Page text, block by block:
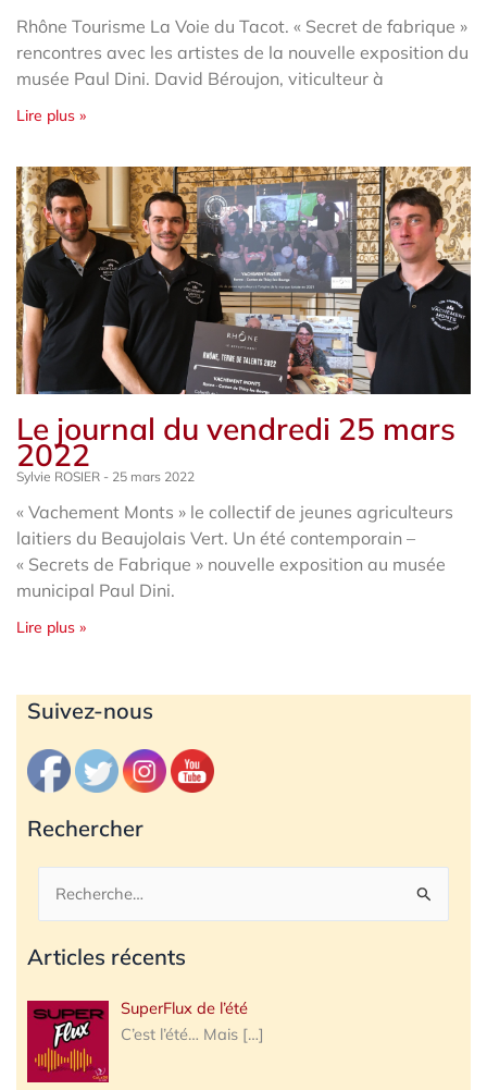
Rhône Tourisme La Voie du Tacot. « Secret de fabrique »
rencontres avec les artistes de la nouvelle exposition du
musée Paul Dini. David Béroujon, viticulteur à
Lire plus »
Le journal du vendredi 25 mars
2022
Sylvie ROSIER 25 mars 2022
« Vachement Monts » le collectif de jeunes agriculteurs
laitiers du Beaujolais Vert. Un été contemporain –
« Secrets de Fabrique » nouvelle exposition au musée
municipal Paul Dini.
Lire plus »
Suivez-nous
Rechercher
Rechercher :
Articles récents
SuperFlux de l’été
C’est l’été… Mais […]
Archives